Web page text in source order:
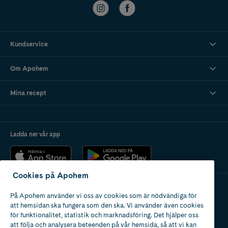
Kundservice
Om Apohem
Mina recept
Ladda ner vår app
Apotek med tillstånd
av Läkemedelsverket
Cookies på Apohem
På Apohem använder vi oss av cookies som är nödvändiga för
att hemsidan ska fungera som den ska. Vi använder även cookies
för funktionalitet, statistik och marknadsföring. Det hjälper oss
att följa och analysera beteenden på vår hemsida, så att vi kan